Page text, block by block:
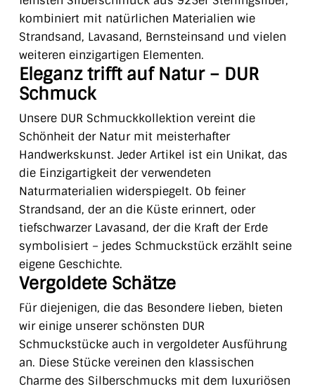
kombiniert mit natürlichen Materialien wie
Strandsand, Lavasand, Bernsteinsand und vielen
weiteren einzigartigen Elementen.
Eleganz trifft auf Natur – DUR
Schmuck
Unsere DUR Schmuckkollektion vereint die
Schönheit der Natur mit meisterhafter
Handwerkskunst. Jeder Artikel ist ein Unikat, das
die Einzigartigkeit der verwendeten
Naturmaterialien widerspiegelt. Ob feiner
Strandsand, der an die Küste erinnert, oder
tiefschwarzer Lavasand, der die Kraft der Erde
symbolisiert – jedes Schmuckstück erzählt seine
eigene Geschichte.
Vergoldete Schätze
Für diejenigen, die das Besondere lieben, bieten
wir einige unserer schönsten DUR
Schmuckstücke auch in vergoldeter Ausführung
an. Diese Stücke vereinen den klassischen
Charme des Silberschmucks mit dem luxuriösen